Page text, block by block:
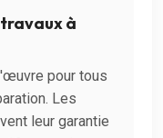
à
pour tous
Les
leur garantie